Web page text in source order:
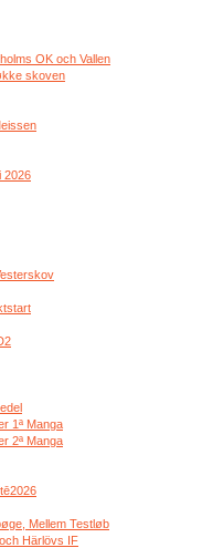
OK och Vallen
skoven
2026
1ª Manga
2ª Manga
Mellem Testløb
Härlövs IF